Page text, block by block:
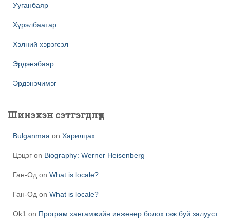
Ууганбаяр
Хүрэлбаатар
Хэлний хэрэгсэл
Эрдэнэбаяр
Эрдэнэчимэг
Шинэхэн сэтгэгдлүүд
Bulganmaa on Харилцах
Цэцэг on Biography: Werner Heisenberg
Ган-Од on What is locale?
Ган-Од on What is locale?
Ok1 on Програм хангамжийн инженер болох гэж буй залууст